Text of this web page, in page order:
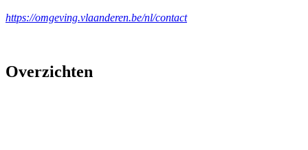
https://omgeving.vlaanderen.be/nl/contact
Overzichten